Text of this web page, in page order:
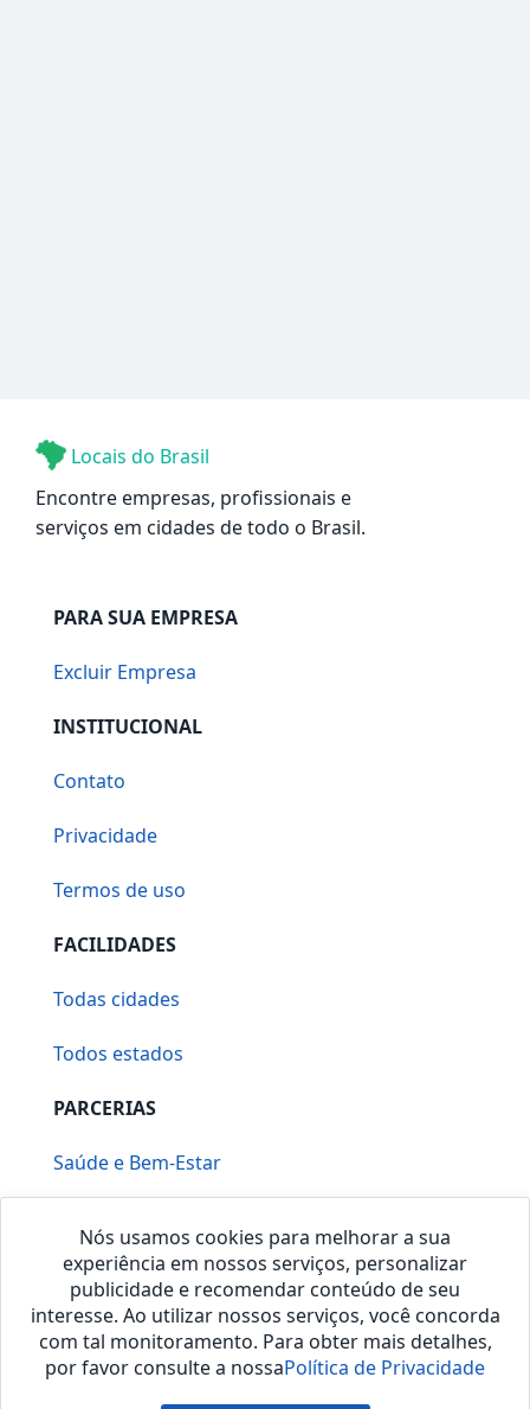
Locais do Brasil
Encontre empresas, profissionais e
serviços em cidades de todo o Brasil.
PARA SUA EMPRESA
Excluir Empresa
INSTITUCIONAL
Contato
Privacidade
Termos de uso
FACILIDADES
Todas cidades
Todos estados
PARCERIAS
Saúde e Bem-Estar
Nós usamos cookies para melhorar a sua
experiência em nossos serviços, personalizar
publicidade e recomendar conteúdo de seu
interesse. Ao utilizar nossos serviços, você concorda
com tal monitoramento. Para obter mais detalhes,
por favor consulte a nossaPolítica de Privacidade